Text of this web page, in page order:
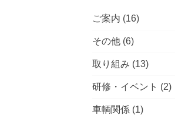
ご案内 (16)
その他 (6)
取り組み (13)
研修・イベント (2)
車輌関係 (1)